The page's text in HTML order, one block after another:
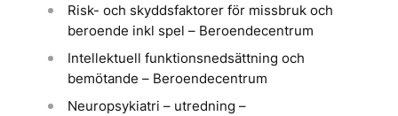
Risk- och skyddsfaktorer för missbruk och
beroende inkl spel – Beroendecentrum
Intellektuell funktionsnedsättning och
bemötande – Beroendecentrum
Neuropsykiatri – utredning –